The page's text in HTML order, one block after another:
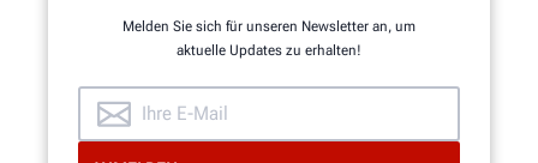
Melden Sie sich für unseren Newsletter an, um
aktuelle Updates zu erhalten!